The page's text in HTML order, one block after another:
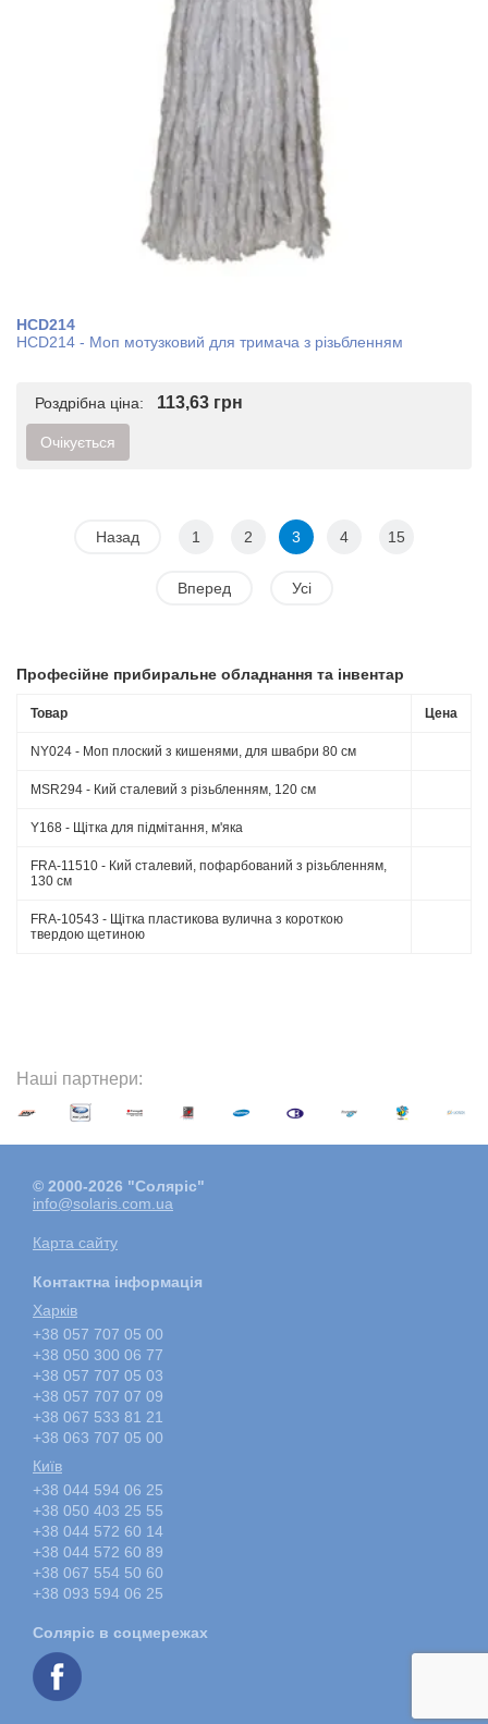
HCD214
HCD214 - Моп мотузковий для тримача з різьбленням
Роздрібна ціна: 113,63 грн
Очікується
Назад 1 2 3 4 15
Вперед Усі
Професійне прибиральне обладнання та інвентар
Товар Цена
NY024 - Моп плоский з кишенями, для швабри 80 см
MSR294 - Кий сталевий з різьбленням, 120 см
Y168 - Щітка для підмітання, м'яка
FRA-11510 - Кий сталевий, пофарбований з різьбленням,
130 см
FRA-10543 - Щітка пластикова вулична з короткою
твердою щетиною
Наші партнери:
© 2000-2026 "Соляріс"
info@solaris.com.ua
Карта сайту
Контактна інформація
Харкiв
+38 057 707 05 00
+38 050 300 06 77
+38 057 707 05 03
+38 057 707 07 09
+38 067 533 81 21
+38 063 707 05 00
Київ
+38 044 594 06 25
+38 050 403 25 55
+38 044 572 60 14
+38 044 572 60 89
+38 067 554 50 60
+38 093 594 06 25
Соляріс в соцмережах